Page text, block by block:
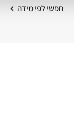
חפשי לפי מידה